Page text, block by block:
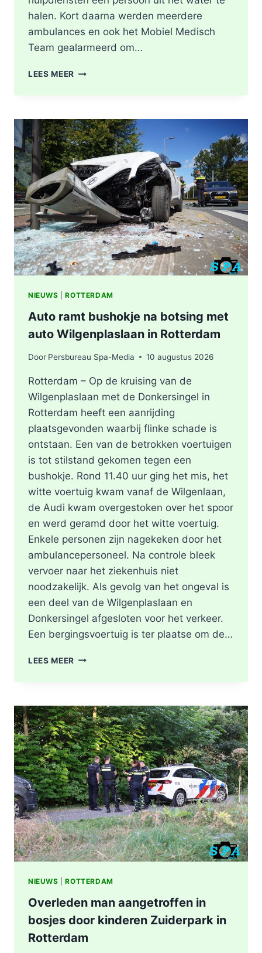
halen. Kort daarna werden meerdere
ambulances en ook het Mobiel Medisch
Team gealarmeerd om…
LEES MEER PERSOON
WATER
RAKEN
IN
PARK
AAN
DE
PRINSES
BEATRIXLAAN
ROTTERDAM
NIEUWS |ROTTERDAM
Auto ramt bushokje na botsing met
auto Wilgenplaslaan in Rotterdam
Door Persbureau Spa-Media 10 augustus 2026
Rotterdam – Op de kruising van de
Wilgenplaslaan met de Donkersingel in
Rotterdam heeft een aanrijding
plaatsgevonden waarbij flinke schade is
ontstaan. Een van de betrokken voertuigen
is tot stilstand gekomen tegen een
bushokje. Rond 11.40 uur ging het mis, het
witte voertuig kwam vanaf de Wilgenlaan,
de Audi kwam overgestoken over het spoor
en werd geramd door het witte voertuig.
Enkele personen zijn nagekeken door het
ambulancepersoneel. Na controle bleek
vervoer naar het ziekenhuis niet
noodzakelijk. Als gevolg van het ongeval is
een deel van de Wilgenplaslaan en
Donkersingel afgesloten voor het verkeer.
Een bergingsvoertuig is ter plaatse om de…
LEES MEER AUTO
BOTSING
MET
AUTO
WILGENPLASLAAN
IN
ROTTERDAM
NIEUWS |ROTTERDAM
Overleden man aangetroffen in
bosjes door kinderen Zuiderpark in
Rotterdam